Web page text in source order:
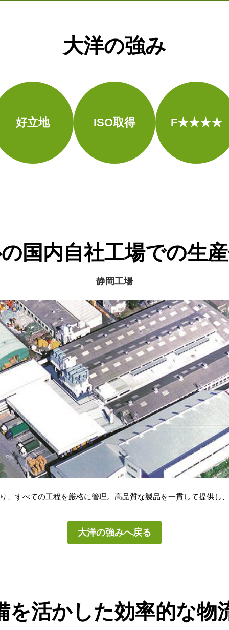
大洋の強み
好立地 ISO取得 F★★★★
国内自社工場での生
静岡工場
、すべての工程を厳格に管理。高品質な製品を一貫して提供し
大洋の強みへ戻る
を活かした効率的な物